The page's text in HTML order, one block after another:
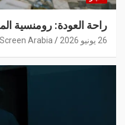
راحة العودة: رومنسية
26 يونيو 2026 Screen Arabia